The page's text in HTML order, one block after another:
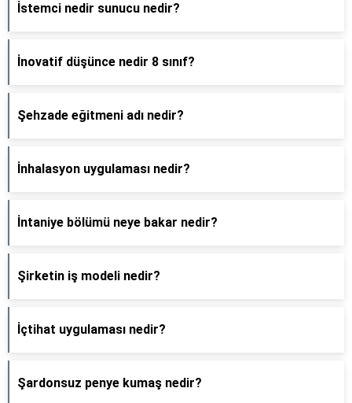
İstemci nedir sunucu nedir?
İnovatif düşünce nedir 8 sınıf?
Şehzade eğitmeni adı nedir?
İnhalasyon uygulaması nedir?
İntaniye bölümü neye bakar nedir?
Şirketin iş modeli nedir?
İçtihat uygulaması nedir?
Şardonsuz penye kumaş nedir?